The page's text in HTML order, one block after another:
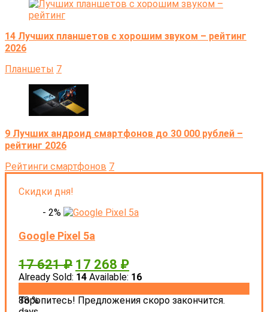
14 Лучших планшетов с хорошим звуком – рейтинг
2026
Планшеты 7
9 Лучших андроид смартфонов до 30 000 рублей –
рейтинг 2026
Рейтинги смартфонов 7
Скидки дня!
- 2%
Google Pixel 5a
17 621₽ 17 268 ₽
Already Sold: 14 Available: 16
88 %
Торопитесь! Предложения скоро закончится.